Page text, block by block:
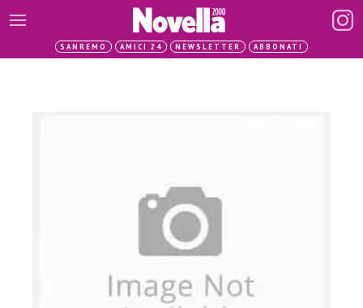
SANREMO AMICI 24 NEWSLETTER ABBONATI